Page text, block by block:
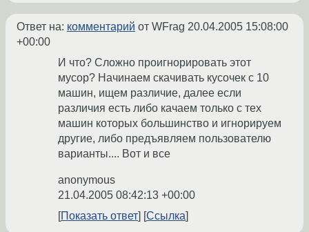
Ответ на: комментарий от WFrag 20.04.2005 15:08:00
+00:00
И что? Сложно проигнорировать этот
мусор? Начинаем скачивать кусочек с 10
машин, ищем различие, далее если
различия есть либо качаем только с тех
машин которых большинство и игнорируем
другие, либо предъявляем пользователю
варианты.... Вот и все
anonymous
21.04.2005 08:42:13 +00:00
Показать ответ
Ссылка